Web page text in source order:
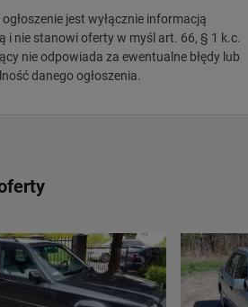
ogłoszenie jest wyłącznie informacją
i nie stanowi oferty w myśl art. 66, § 1 k.c.
nie odpowiada za ewentualne błędy lub
danego ogłoszenia.